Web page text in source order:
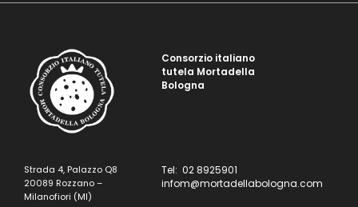
Consorzio italiano
tutela Mortadella
Bologna
Strada 4, Palazzo Q8
20089 Rozzano –
Milanofiori (MI)
Tel: 02 8925901
infom@mortadellabologna.com